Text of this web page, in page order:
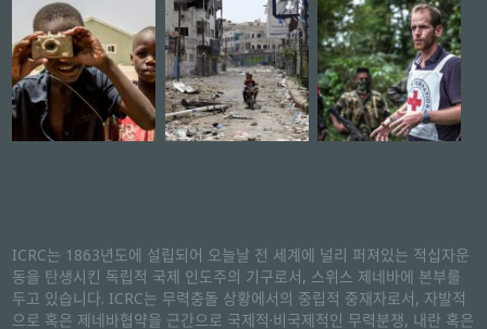
ICRC는 1863년도에 설립되어 오늘날 전 세계에 널리 퍼져있는 적십자운
동을 탄생시킨 독립적 국제 인도주의 기구로서, 스위스 제네바에 본부를
두고 있습니다. ICRC는 무력충돌 상황에서의 중립적 중재자로서, 자발적
으로 혹은 제네바협약을 근간으로 국제적·비국제적인 무력분쟁, 내란 혹은